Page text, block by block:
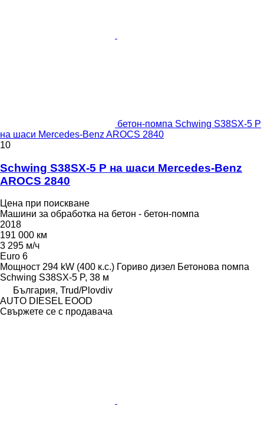
бетон-помпа Schwing S38SX-5 P
на шаси Mercedes-Benz AROCS 2840
10
Schwing S38SX-5 P на шаси Mercedes-Benz
AROCS 2840
Цена при поискване
Машини за обработка на бетон - бетон-помпа
2018
191 000 км
3 295 м/ч
Euro 6
Мощност 294 kW (400 к.с.) Гориво дизел Бетонова помпа
Schwing S38SX-5 P, 38 м
България, Trud/Plovdiv
AUTO DIESEL EOOD
Свържете се с продавача